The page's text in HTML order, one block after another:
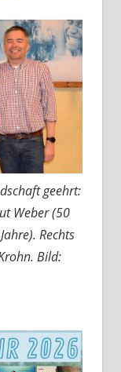
geehrt:
Weber (50
Rechts
Bild: